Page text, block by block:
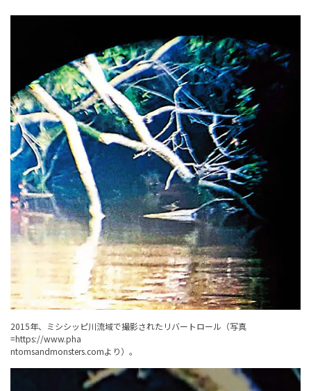
2015年、ミシシッピ川流域で撮影されたリバートロール（写真
=https://www.pha
ntomsandmonsters.comより）。